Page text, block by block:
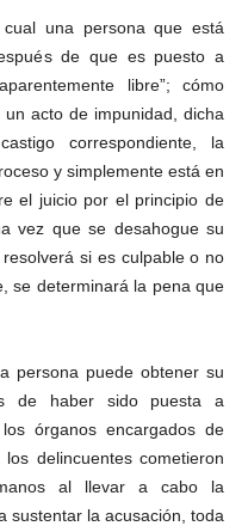
una persona que está
de que es puesto a
libre”; cómo
acto de impunidad, dicha
correspondiente, la
y simplemente está en
el juicio por el principio de
vez que se desahogue su
si es culpable o no
se determinará la pena que
persona puede obtener su
de haber sido puesta a
órganos encargados de
delincuentes cometieron
al llevar a cabo la
sustentar la acusación, toda